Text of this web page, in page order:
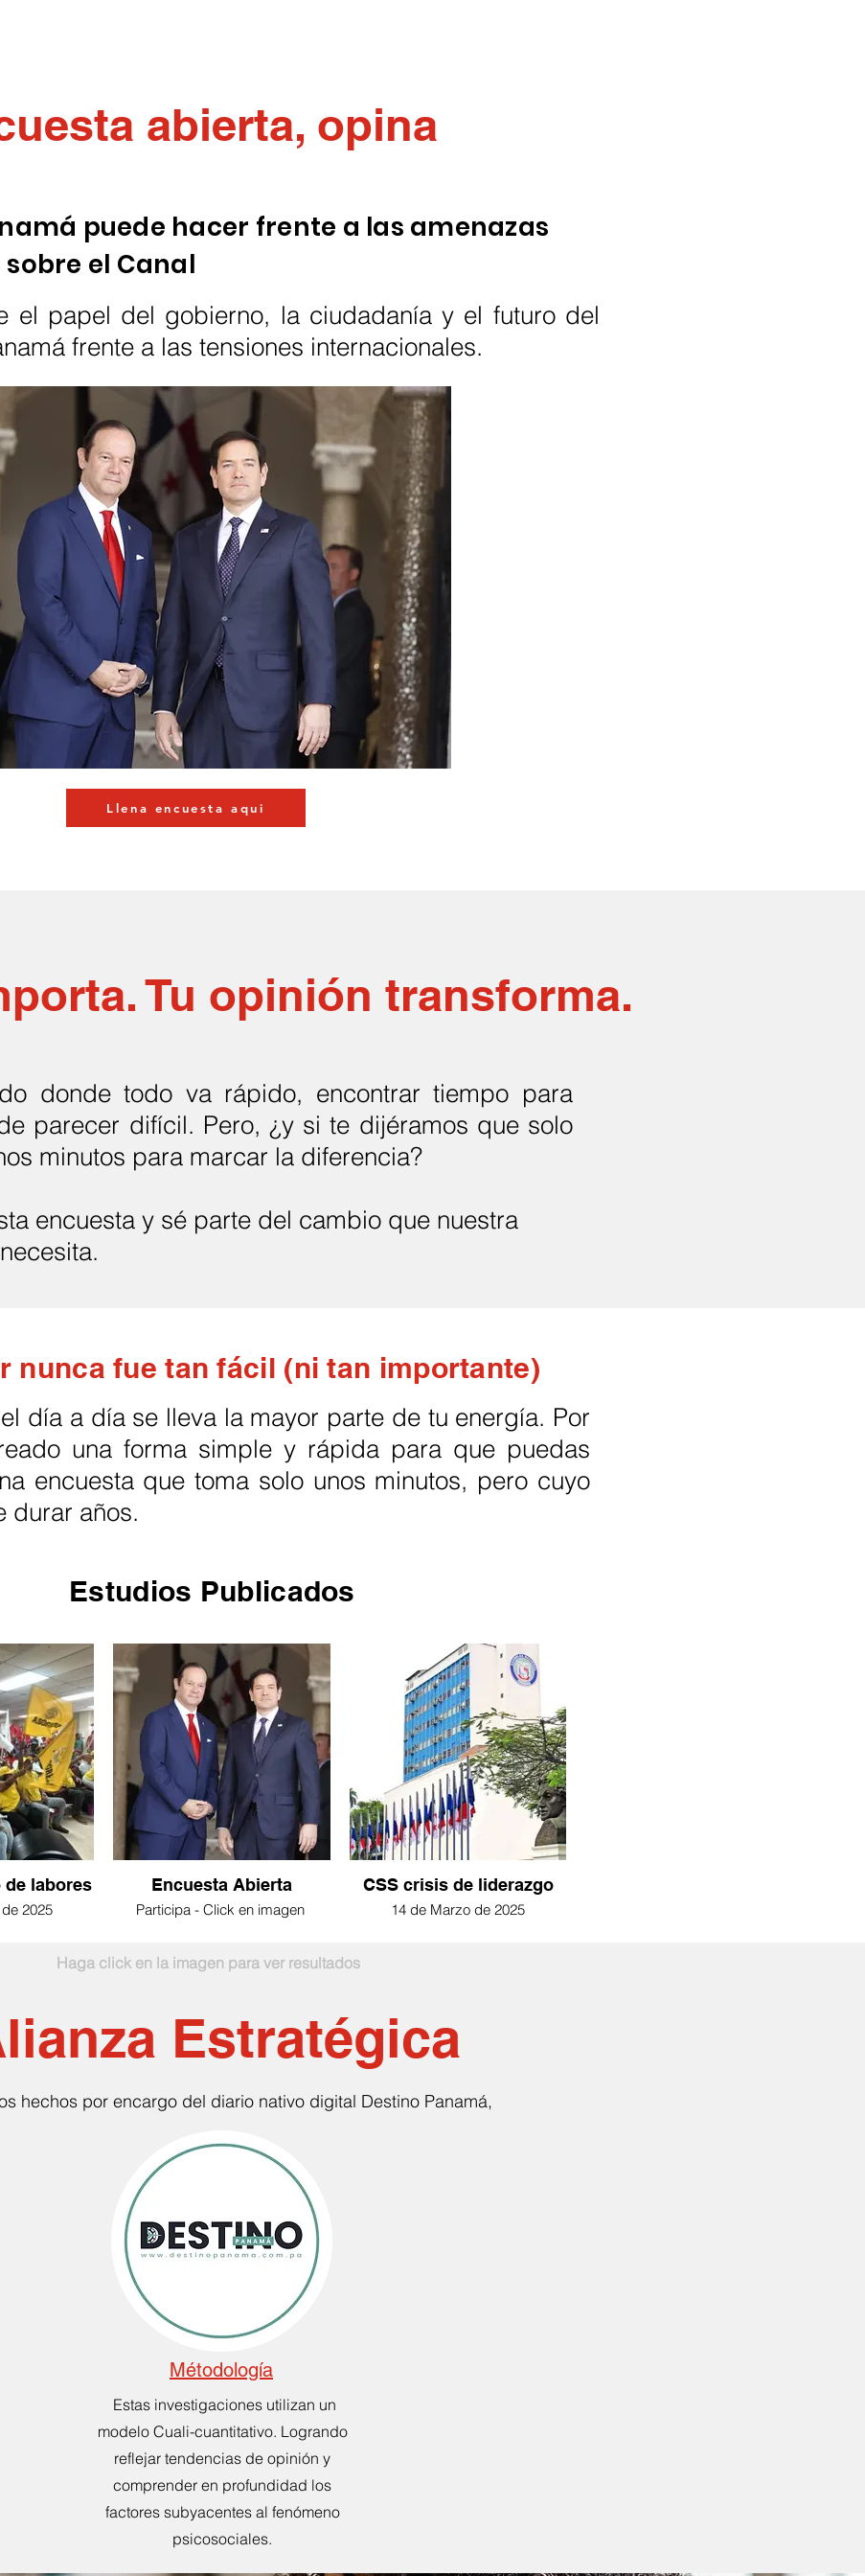
abierta, opina
puede hacer frente a las amenazas
el Canal
el papel del gobierno, la ciudadanía y el futuro del
frente a las tensiones internacionales.
Llena encuesta aqui
Tu opinión transforma.
donde todo va rápido, encontrar tiempo para
parecer difícil. Pero, ¿y si te dijéramos que solo
minutos para marcar la diferencia?
encuesta y sé parte del cambio que nuestra
nunca fue tan fácil (ni tan importante)
día a día se lleva la mayor parte de tu energía. Por
una forma simple y rápida para que puedas
encuesta que toma solo unos minutos, pero cuyo
durar años.​
Estudios Publicados
de labores
2025
Encuesta Abierta
Participa - Click en imagen
CSS crisis de liderazgo
14 de Marzo de 2025
Haga click en la imagen para ver resultados
Estratégica
hechos por encargo del diario nativo digital Destino Panamá,
Métodología
Estas investigaciones utilizan un
modelo Cuali-cuantitativo. Logrando
reflejar tendencias de opinión y
comprender en profundidad los
factores subyacentes al fenómeno
psicosociales.